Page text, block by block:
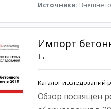
Источники:
Импорт
г.
Каталог исследований
Обзор посвящен